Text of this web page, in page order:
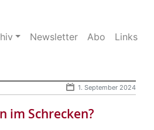
Newsletter Abo Links
1. September 2024
im Schrecken?